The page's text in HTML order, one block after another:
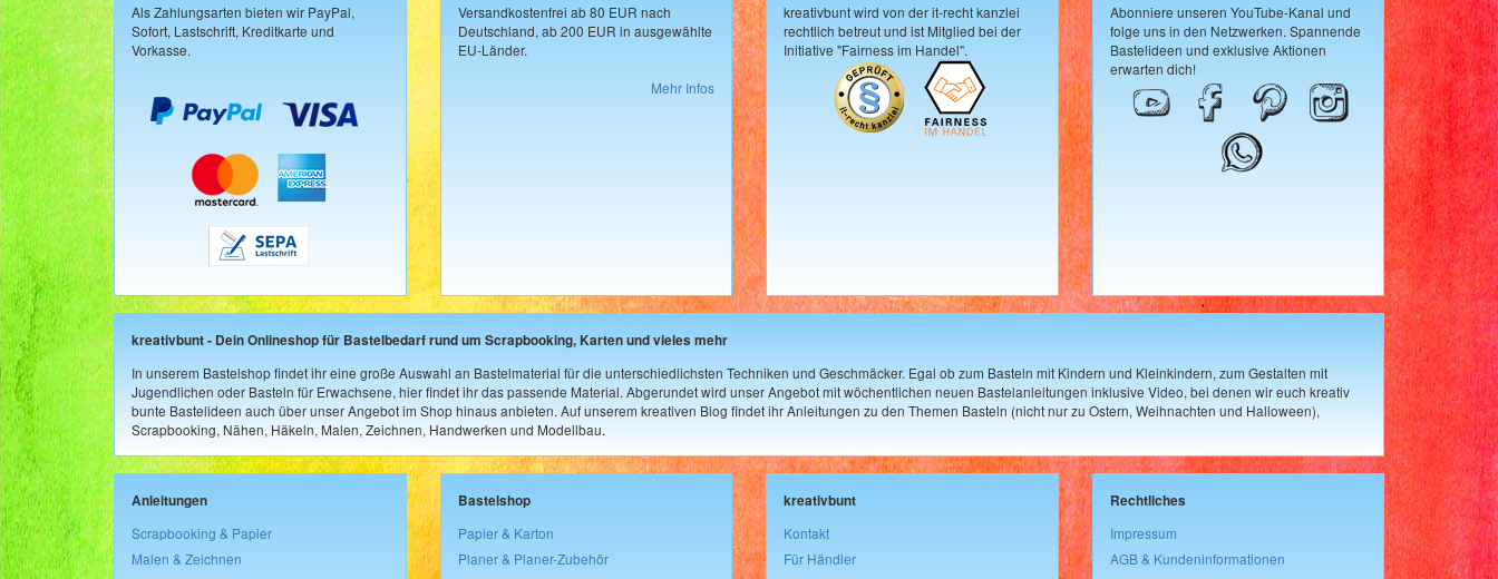
Als Zahlungsarten bieten wir PayPal,
Sofort, Lastschrift, Kreditkarte und
Vorkasse.
Versandkostenfrei ab 80 EUR nach
Deutschland, ab 200 EUR in ausgewählte
EU-Länder.
Mehr Infos
kreativbunt wird von der it-recht kanzlei
rechtlich betreut und ist Mitglied bei der
Initiative "Fairness im Handel".
Abonniere unseren YouTube-Kanal und
folge uns in den Netzwerken. Spannende
Bastelideen und exklusive Aktionen
erwarten dich!
kreativbunt - Dein Onlineshop für Bastelbedarf rund um Scrapbooking, Karten und vieles mehr
In unserem Bastelshop findet ihr eine große Auswahl an Bastelmaterial für die unterschiedlichsten Techniken und Geschmäcker. Egal ob zum Basteln mit Kindern und Kleinkindern, zum Gestalten mit
Jugendlichen oder Basteln für Erwachsene, hier findet ihr das passende Material. Abgerundet wird unser Angebot mit wöchentlichen neuen Bastelanleitungen inklusive Video, bei denen wir euch kreativ
bunte Bastelideen auch über unser Angebot im Shop hinaus anbieten. Auf unserem kreativen Blog findet ihr Anleitungen zu den Themen Basteln (nicht nur zu Ostern, Weihnachten und Halloween),
Scrapbooking, Nähen, Häkeln, Malen, Zeichnen, Handwerken und Modellbau.
Anleitungen
Scrapbooking & Papier
Malen & Zeichnen
Bastelshop
Papier & Karton
Planer & Planer-Zubehör
kreativbunt
Kontakt
Für Händler
Rechtliches
Impressum
AGB & Kundeninformationen